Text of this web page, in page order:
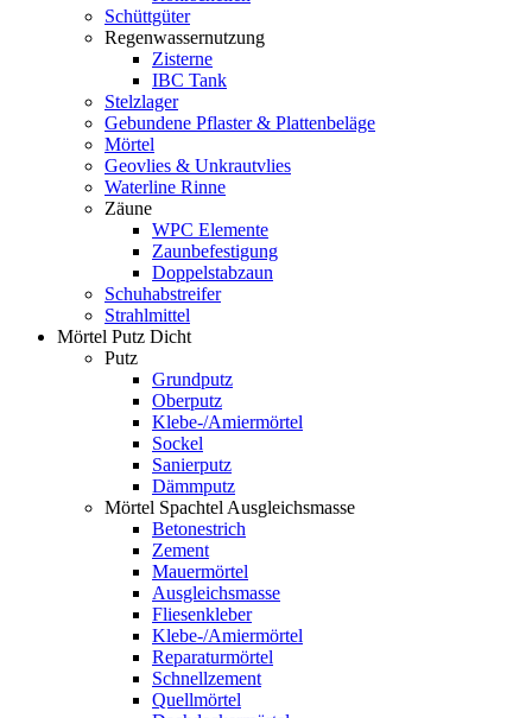
Schüttgüter
Regenwassernutzung
Zisterne
IBC Tank
Stelzlager
Gebundene Pflaster & Plattenbeläge
Mörtel
Geovlies & Unkrautvlies
Waterline Rinne
Zäune
WPC Elemente
Zaunbefestigung
Doppelstabzaun
Schuhabstreifer
Strahlmittel
Mörtel Putz Dicht
Putz
Grundputz
Oberputz
Klebe-/Amiermörtel
Sockel
Sanierputz
Dämmputz
Mörtel Spachtel Ausgleichsmasse
Betonestrich
Zement
Mauermörtel
Ausgleichsmasse
Fliesenkleber
Klebe-/Amiermörtel
Reparaturmörtel
Schnellzement
Quellmörtel